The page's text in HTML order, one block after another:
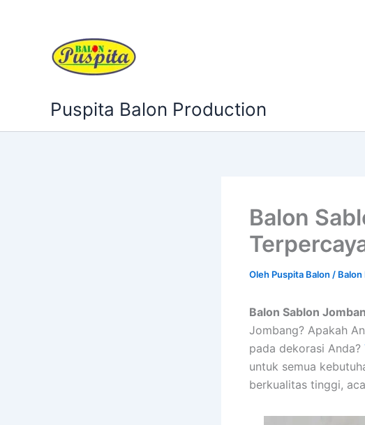
Puspita Balon Production
Balon
Oleh Puspita Balon / Balon
Balon Sablon
Jombang? Apakah
pada dekorasi Anda?
untuk semua
berkualitas tinggi,